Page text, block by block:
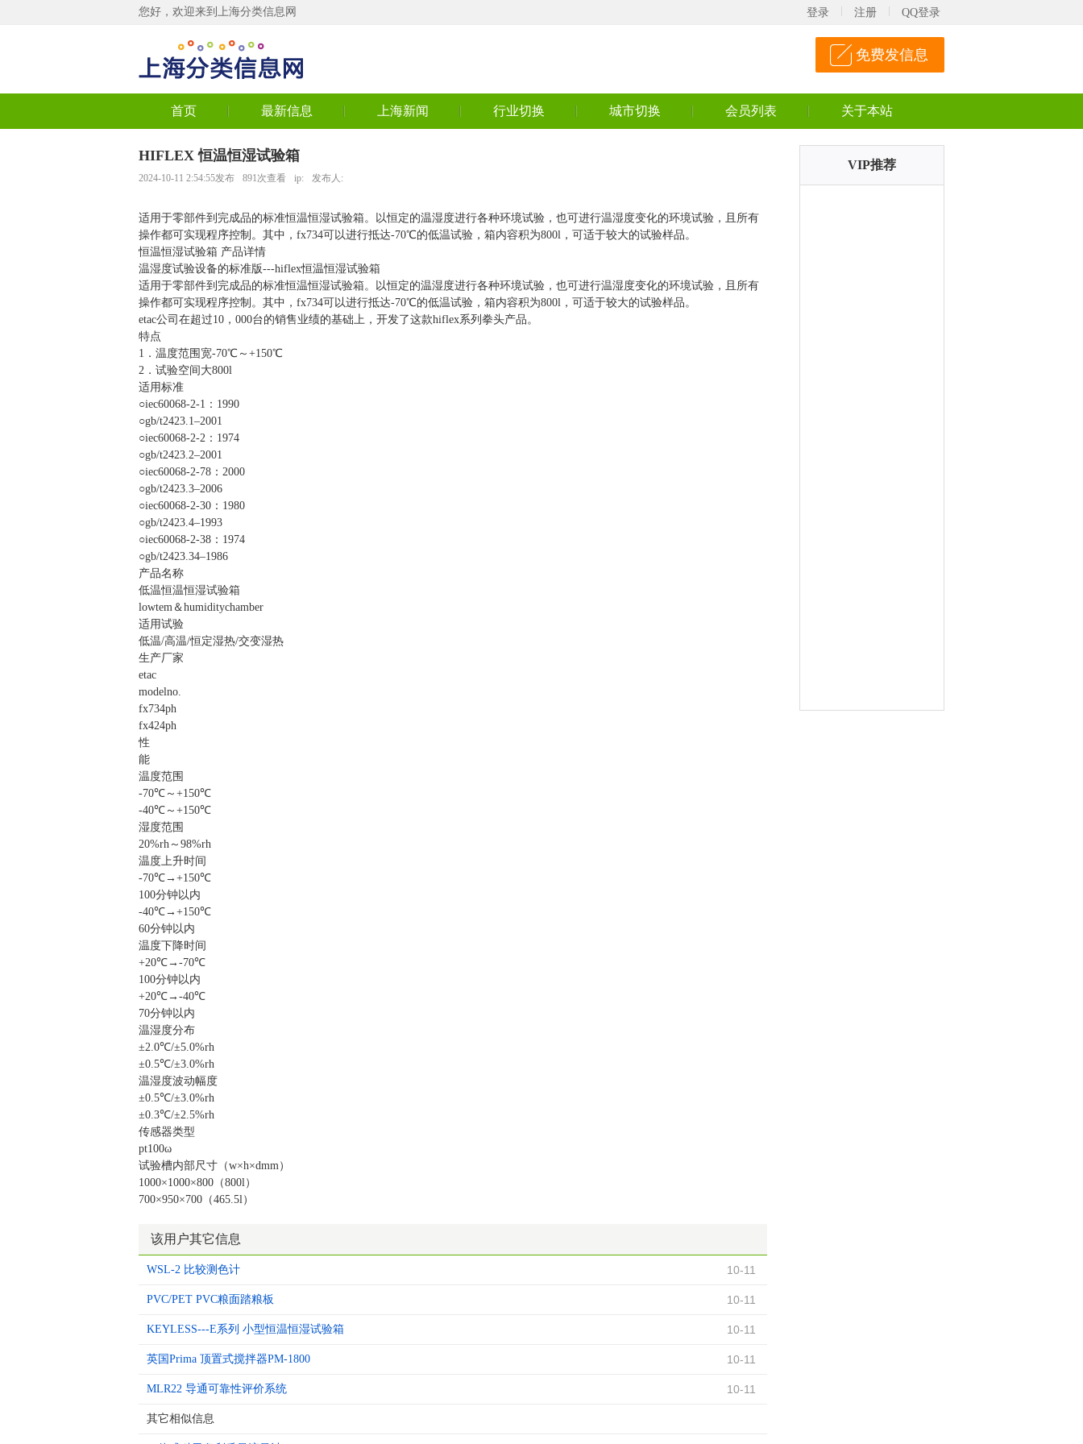
您好，欢迎来到上海分类信息网 登录 注册 QQ登录
免费发信息
首页 最新信息 上海新闻 行业切换 城市切换 会员列表 关于本站
HIFLEX 恒温恒湿试验箱
2024-10-11 2:54:55发布 891次查看 ip: 发布人:
适用于零部件到完成品的标准恒温恒湿试验箱。以恒定的温湿度进行各种环境试验，也可进行温湿度变化的环境试验，且所有
操作都可实现程序控制。其中，fx734可以进行抵达-70℃的低温试验，箱内容积为800l，可适于较大的试验样品。
恒温恒湿试验箱 产品详情
温湿度试验设备的标准版---hiflex恒温恒湿试验箱
适用于零部件到完成品的标准恒温恒湿试验箱。以恒定的温湿度进行各种环境试验，也可进行温湿度变化的环境试验，且所有
操作都可实现程序控制。其中，fx734可以进行抵达-70℃的低温试验，箱内容积为800l，可适于较大的试验样品。
etac公司在超过10，000台的销售业绩的基础上，开发了这款hiflex系列拳头产品。
特点
1．温度范围宽-70℃～+150℃
2．试验空间大800l
适用标准
○iec60068-2-1：1990
○gb/t2423.1–2001
○iec60068-2-2：1974
○gb/t2423.2–2001
○iec60068-2-78：2000
○gb/t2423.3–2006
○iec60068-2-30：1980
○gb/t2423.4–1993
○iec60068-2-38：1974
○gb/t2423.34–1986
产品名称
低温恒温恒湿试验箱
lowtem＆humiditychamber
适用试验
低温/高温/恒定湿热/交变湿热
生产厂家
etac
modelno.
fx734ph
fx424ph
性
能
温度范围
-70℃～+150℃
-40℃～+150℃
湿度范围
20%rh～98%rh
温度上升时间
-70℃→+150℃
100分钟以内
-40℃→+150℃
60分钟以内
温度下降时间
+20℃→-70℃
100分钟以内
+20℃→-40℃
70分钟以内
温湿度分布
±2.0℃/±5.0%rh
±0.5℃/±3.0%rh
温湿度波动幅度
±0.5℃/±3.0%rh
±0.3℃/±2.5%rh
传感器类型
pt100ω
试验槽内部尺寸（w×h×dmm）
1000×1000×800（800l）
700×950×700（465.5l）
该用户其它信息
WSL-2 比较测色计 10-11
PVC/PET PVC粮面踏粮板 10-11
KEYLESS---E系列 小型恒温恒湿试验箱 10-11
英国Prima 顶置式搅拌器PM-1800 10-11
MLR22 导通可靠性评价系统 10-11
其它相似信息
VIP推荐